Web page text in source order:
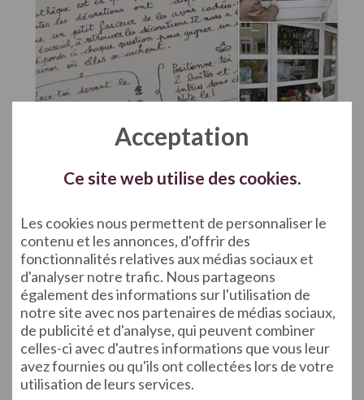
Acceptation
Ce site web utilise des cookies.
Les cookies nous permettent de personnaliser le
contenu et les annonces, d'offrir des
fonctionnalités relatives aux médias sociaux et
d'analyser notre trafic. Nous partageons
également des informations sur l'utilisation de
notre site avec nos partenaires de médias sociaux,
de publicité et d'analyse, qui peuvent combiner
celles-ci avec d'autres informations que vous leur
avez fournies ou qu'ils ont collectées lors de votre
utilisation de leurs services.